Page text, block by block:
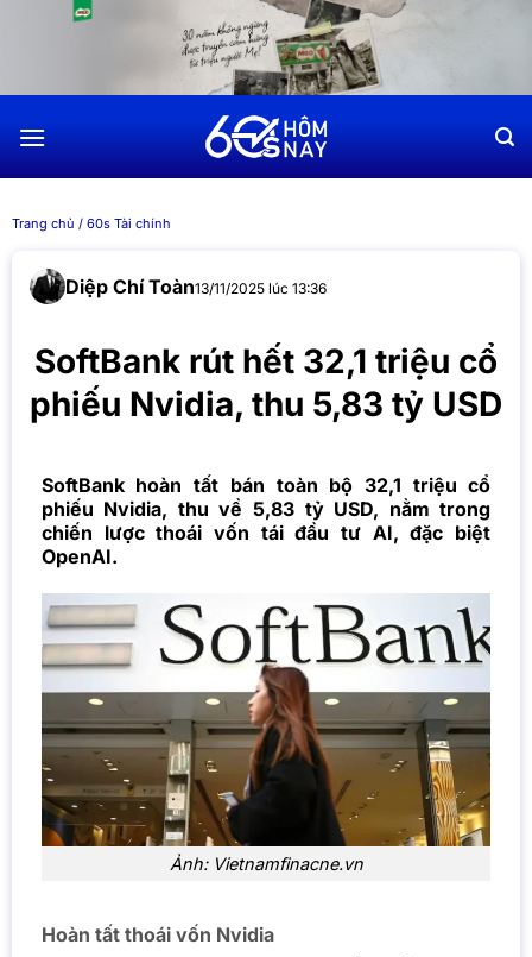
dung
Trang chủ / 60s Tài chính
Diệp Chí Toàn13/11/2025 lúc 13:36
SoftBank rút hết 32,1 triệu cổ
phiếu Nvidia, thu 5,83 tỷ USD
SoftBank hoàn tất bán toàn bộ 32,1 triệu cổ
phiếu Nvidia, thu về 5,83 tỷ USD, nằm trong
chiến lược thoái vốn tái đầu tư AI, đặc biệt
OpenAI.
Ảnh: Vietnamfinacne.vn
Hoàn tất thoái vốn Nvidia